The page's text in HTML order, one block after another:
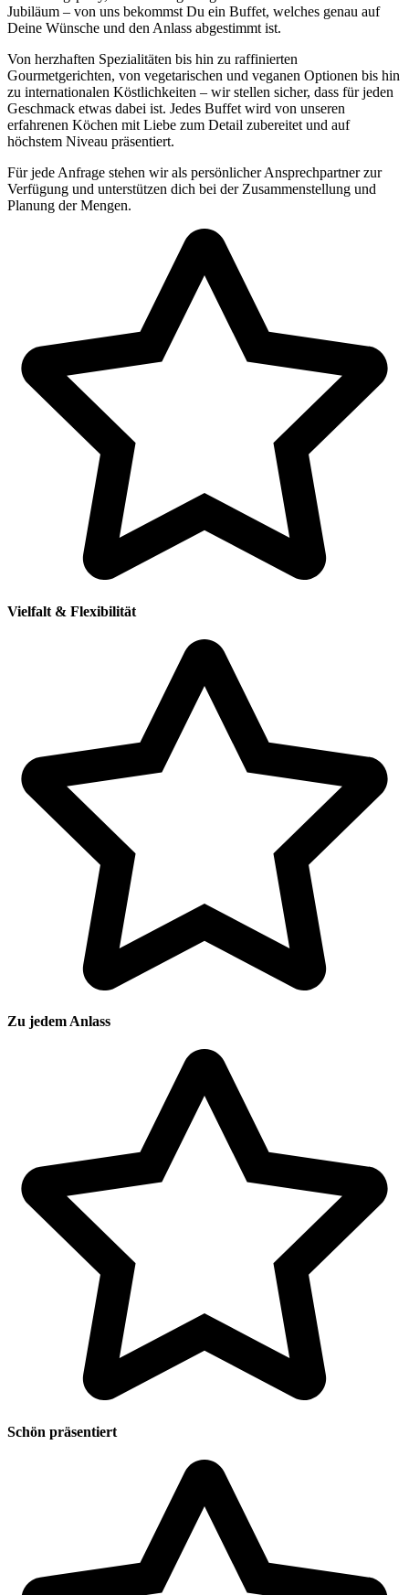
Jubiläum – von uns bekommst Du ein Buffet, welches genau auf
Deine Wünsche und den Anlass abgestimmt ist.
Von herzhaften Spezialitäten bis hin zu raffinierten
Gourmetgerichten, von vegetarischen und veganen Optionen bis hin
zu internationalen Köstlichkeiten – wir stellen sicher, dass für jeden
Geschmack etwas dabei ist. Jedes Buffet wird von unseren
erfahrenen Köchen mit Liebe zum Detail zubereitet und auf
höchstem Niveau präsentiert.
Für jede Anfrage stehen wir als persönlicher Ansprechpartner zur
Verfügung und unterstützen dich bei der Zusammenstellung und
Planung der Mengen.
Vielfalt & Flexibilität
Zu jedem Anlass
Schön präsentiert